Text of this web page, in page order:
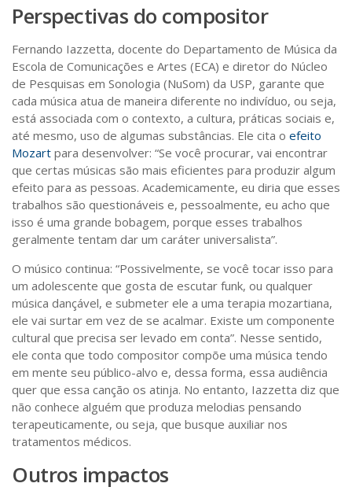
Perspectivas do compositor
Fernando Iazzetta, docente do Departamento de Música da
Escola de Comunicações e Artes (ECA) e diretor do Núcleo
de Pesquisas em Sonologia (NuSom) da USP, garante que
cada música atua de maneira diferente no indivíduo, ou seja,
está associada com o contexto, a cultura, práticas sociais e,
até mesmo, uso de algumas substâncias. Ele cita o efeito
Mozart para desenvolver: “Se você procurar, vai encontrar
que certas músicas são mais eficientes para produzir algum
efeito para as pessoas. Academicamente, eu diria que esses
trabalhos são questionáveis e, pessoalmente, eu acho que
isso é uma grande bobagem, porque esses trabalhos
geralmente tentam dar um caráter universalista”.
O músico continua: “Possivelmente, se você tocar isso para
um adolescente que gosta de escutar funk, ou qualquer
música dançável, e submeter ele a uma terapia mozartiana,
ele vai surtar em vez de se acalmar. Existe um componente
cultural que precisa ser levado em conta”. Nesse sentido,
ele conta que todo compositor compõe uma música tendo
em mente seu público-alvo e, dessa forma, essa audiência
quer que essa canção os atinja. No entanto, Iazzetta diz que
não conhece alguém que produza melodias pensando
terapeuticamente, ou seja, que busque auxiliar nos
tratamentos médicos.
Outros impactos